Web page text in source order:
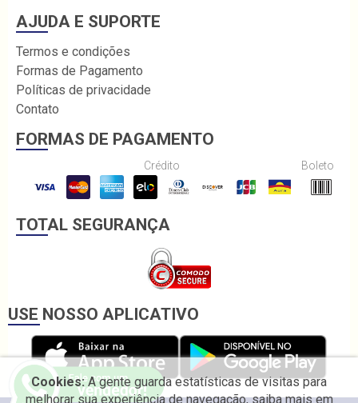
AJUDA E SUPORTE
Termos e condições
Formas de Pagamento
Políticas de privacidade
Contato
FORMAS DE PAGAMENTO
Crédito Boleto
TOTAL SEGURANÇA
USE NOSSO APLICATIVO
Cookies:A gente guarda estatísticas de visitas para
melhorar sua experiência de navegação, saiba mais em